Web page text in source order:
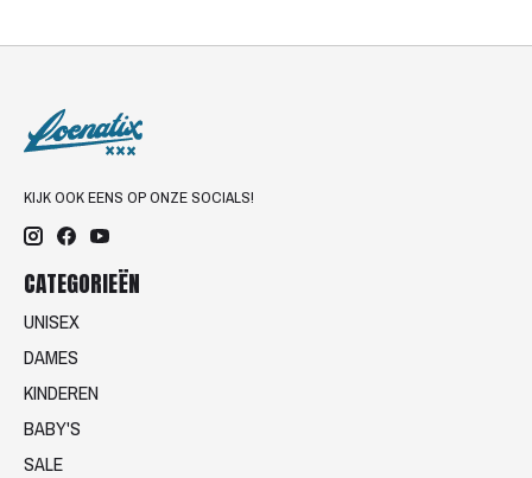
KIJK OOK EENS OP ONZE SOCIALS!
CATEGORIEËN
UNISEX
DAMES
KINDEREN
BABY'S
SALE